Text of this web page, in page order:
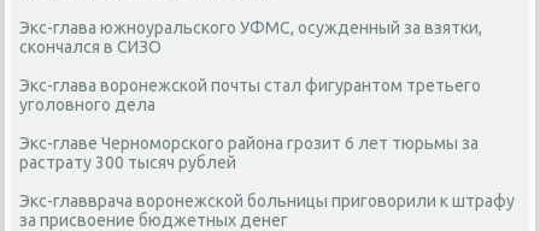
Экс-глава южноуральского УФМС, осужденный за взятки,
скончался в СИЗО
Экс-глава воронежской почты стал фигурантом третьего
уголовного дела
Экс-главе Черноморского района грозит 6 лет тюрьмы за
растрату 300 тысяч рублей
Экс-главврача воронежской больницы приговорили к штрафу
за присвоение бюджетных денег